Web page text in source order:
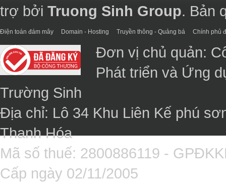
trợ bởi Truong Sinh Group. Bản
Điện toán đám mây Domain - Hosting Truyền thông - Quảng bá Chính phủ
Đơn vị chủ quản:
Phát triển và Ứng
Trường Sinh
Địa chỉ: Lô 34 Khu Liên Kế phú
Thanh Hóa
Mã số thuế: 2800886119 -
Cấp ngày 02/11/2005